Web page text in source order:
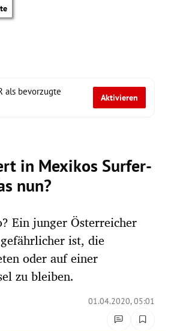
als bevorzugte
Aktivieren
in Mexikos Surfer-
nun?
Ein junger Österreicher
ist, die
oder auf einer
zu bleiben.
01.04.2020, 05:01